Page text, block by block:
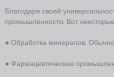
Благодаря своей
промышленности. Вот
● Обработка минералов:
● Фармацевтическая